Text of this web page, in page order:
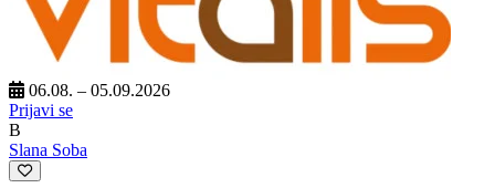
06.08. – 05.09.2026
Prijavi se
B
Slana Soba